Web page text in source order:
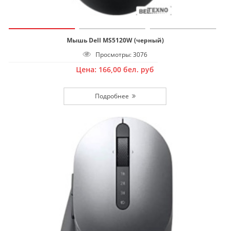
Мышь Dell MS5120W (черный)
Просмотры: 3076
Цена: 166,00 бел. руб